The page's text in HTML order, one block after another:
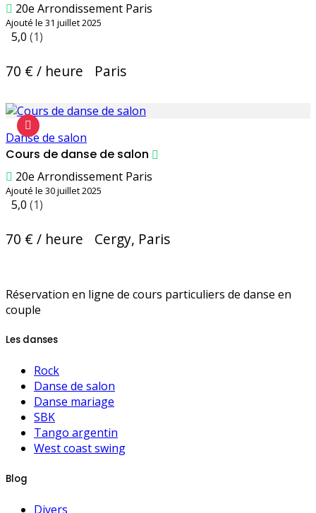
20e Arrondissement Paris
Ajouté le 31 juillet 2025
5,0 (1)
70 € / heure Paris
Danse de salon
Cours de danse de salon
20e Arrondissement Paris
Ajouté le 30 juillet 2025
5,0 (1)
70 € / heure Cergy, Paris
Réservation en ligne de cours particuliers de danse en
couple
Les danses
Rock
Danse de salon
Danse mariage
SBK
Tango argentin
West coast swing
Blog
Divers